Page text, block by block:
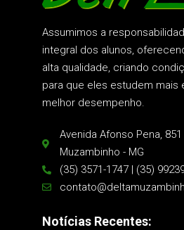
Assumimos a
integral dos alunos,
alta qualidade, criando
para que eles estudem mais
melhor desempenho.
Avenida Afonso Pena,
Muzambinho - MG
(35) 3571-1747 | (35)
Notícias Recentes: